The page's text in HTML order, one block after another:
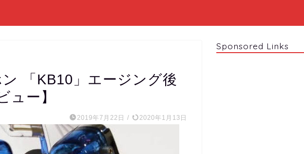
「KB10」エージング後
ュー】
2019年7月22日 / 2020年1月13日
Sponsored Links